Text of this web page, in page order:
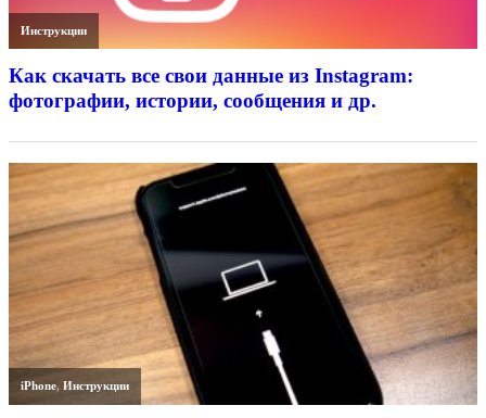
Инструкции
Как скачать все свои данные из Instagram:
фотографии, истории, сообщения и др.
iPhone,Инструкции